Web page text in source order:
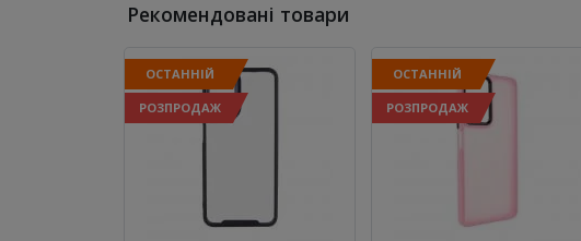
Рекомендовані товари
ОСТАННІЙ
РОЗПРОДАЖ
ОСТАННІЙ
РОЗПРОДАЖ